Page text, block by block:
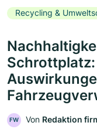
Recycling &
FW Von Redaktion